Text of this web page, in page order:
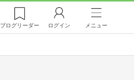
ブログリーダー ログイン メニュー